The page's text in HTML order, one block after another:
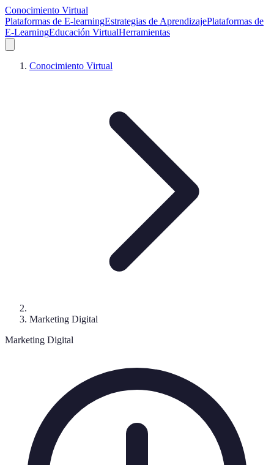
Conocimiento Virtual
Plataformas de E-learningEstrategias de AprendizajePlataformas de
E-LearningEducación VirtualHerramientas
Conocimiento Virtual
Marketing Digital
Marketing Digital